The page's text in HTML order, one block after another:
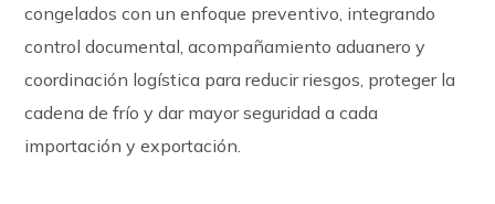
congelados con un enfoque preventivo, integrando
control documental, acompañamiento aduanero y
coordinación logística para reducir riesgos, proteger la
cadena de frío y dar mayor seguridad a cada
importación y exportación.